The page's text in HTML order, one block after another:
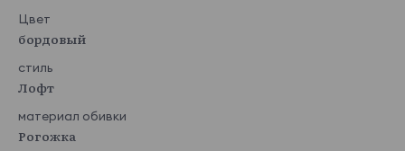
Цвет
бордовый
стиль
Лофт
материал обивки
Рогожка